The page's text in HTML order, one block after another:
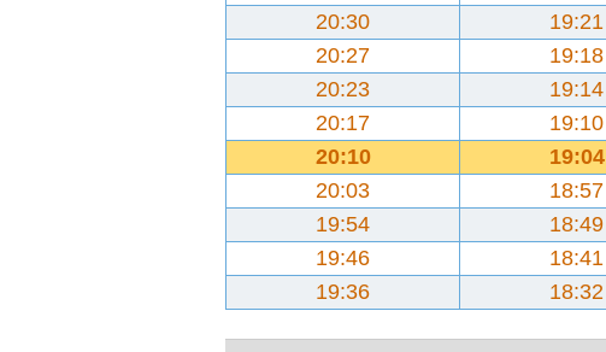
19:21
20:30
19:18
20:27
19:14
20:23
19:10
20:17
19:04
20:10
18:57
20:03
18:49
19:54
18:41
19:46
18:32
19:36